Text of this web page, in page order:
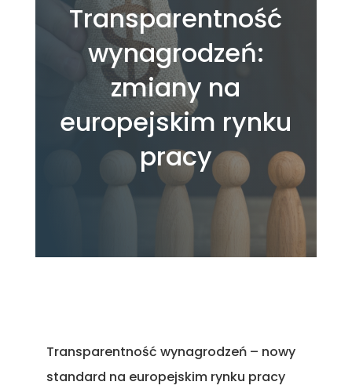
Transparentność
wynagrodzeń:
zmiany na
europejskim rynku
pracy
Transparentność wynagrodzeń – nowy
standard na europejskim rynku pracy